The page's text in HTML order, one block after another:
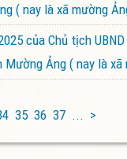
( nay là xã mường
của Chủ tịch
Ảng ( nay là
35 36 37 ... >